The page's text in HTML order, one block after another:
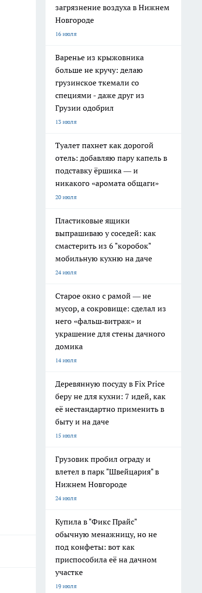
загрязнение воздуха в Нижнем
Новгороде
16 июля
Варенье из крыжовника
больше не кручу: делаю
грузинское ткемали со
специями - даже друг из
Грузии одобрил
13 июля
Туалет пахнет как дорогой
отель: добавляю пару капель в
подставку ёршика — и
никакого «аромата общаги»
20 июля
Пластиковые ящики
выпрашиваю у соседей: как
смастерить из 6 "коробок"
мобильную кухню на даче
24 июля
Старое окно с рамой — не
мусор, а сокровище: сделал из
него «фальш‑витраж» и
украшение для стены дачного
домика
14 июля
Деревянную посуду в Fix Price
беру не для кухни: 7 идей, как
её нестандартно применить в
быту и на даче
15 июля
Грузовик пробил ограду и
влетел в парк "Швейцария" в
Нижнем Новгороде
24 июля
Купила в "Фикс Прайс"
обычную менажницу, но не
под конфеты: вот как
приспособила её на дачном
участке
19 июля